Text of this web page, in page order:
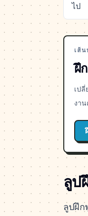
ไป
เส้
ฝึ
เป
งา
ลูป
ลูปฝึก